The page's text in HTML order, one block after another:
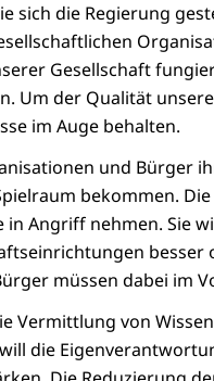
sich die Regierung
Gesellschaft
Um der Qualität
im Auge behalten.
und Bürger
bekommen.
Angriff nehmen. Sie
müssen dabei im
Vermittlung von
die